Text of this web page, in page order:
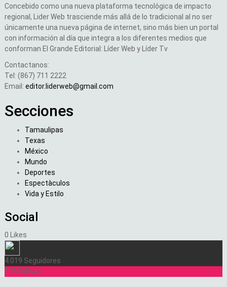
Concebido como una nueva plataforma tecnológica de impacto
regional, Lider Web trasciende más allá de lo tradicional al no ser
únicamente una nueva página de internet, sino más bien un portal
con información al día que integra a los diferentes medios que
conforman El Grande Editorial: Líder Web y Líder Tv
Contactanos:
Tel: (867) 711 2222
Email: editor.liderweb@gmail.com
Secciones
Tamaulipas
Texas
México
Mundo
Deportes
Espectàculos
Vida y Estilo
Social
0 Likes
4.019 Seguidores
805 Follows